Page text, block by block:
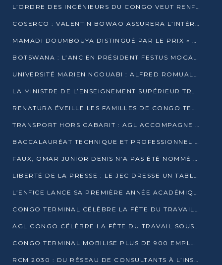
L’ORDRE DES INGÉNIEURS DU CONGO VEUT RENFORCER L’ÉTHIQUE ET LA CRÉDIBILITÉ DE LA PROFESSION
COSERCO : VALENTIN BOWAO ASSURERA L’INTÉRIM À LA TÊTE DU BUREAU EXÉCUTIF NATIONAL
MAMADI DOUMBOUYA DISTINGUÉ PAR LE PRIX « SUPER GRAND BÂTISSEUR BABACAR N’DIAYE »
BOTSWANA : L’ANCIEN PRÉSIDENT FESTUS MOGAE EST MORT À 86 ANS
UNIVERSITÉ MARIEN NGOUABI : ALFRED ROMUALD NGUYA POATY SOUTIENT UNE THÈSE SUR LE PARADOXE DE LA CROISSANCE EN ZONE CEMAC
LA MINISTRE DE L’ENSEIGNEMENT SUPÉRIEUR TRACE SA FEUILLE DE ROUTE
RENATURA ÉVEILLE LES FAMILLES DE CONGO TERMINAL À LA PROTECTION DE L’ENVIRONNEMENT
TRANSPORT HORS GABARIT : AGL ACCOMPAGNE LE DÉVELOPPEMENT DU SECTEUR BRASSICOLE AU CONGO
BACCALAURÉAT TECHNIQUE ET PROFESSIONNEL : 16 352 CANDIDATS LANCÉS DANS LES ÉPREUVES D’EPS
FAUX, OMAR JUNIOR DENIS N’A PAS ÉTÉ NOMMÉ AIDE DE CAMP ADJOINT DE DENIS SASSOU NGUESSO
LIBERTÉ DE LA PRESSE : LE JEC DRESSE UN TABLEAU PRÉOCCUPANT AU CONGO
L’ENFICE LANCE SA PREMIÈRE ANNÉE ACADÉMIQUE AVEC 100 FUTURS ENSEIGNANTS
CONGO TERMINAL CÉLÈBRE LA FÊTE DU TRAVAIL AVEC SES COLLABORATEURS À POINTE-NOIRE
AGL CONGO CÉLÈBRE LA FÊTE DU TRAVAIL SOUS LE SIGNE DE LA COHÉSION
CONGO TERMINAL MOBILISE PLUS DE 900 EMPLOYÉS AUTOUR DE LA SÉCURITÉ AU TRAVAIL
RCM 2030 : DU RÉSEAU DE CONSULTANTS À L’INSTRUMENT DE PUISSANCE EN AFRIQUE FRANCOPHONE